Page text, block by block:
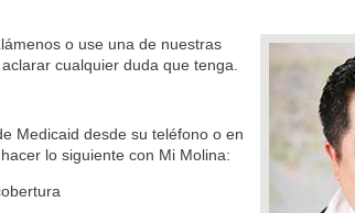
o use una de nuestras
cualquier duda que tenga.
Medicaid desde su teléfono o en
lo siguiente con Mi Molina: